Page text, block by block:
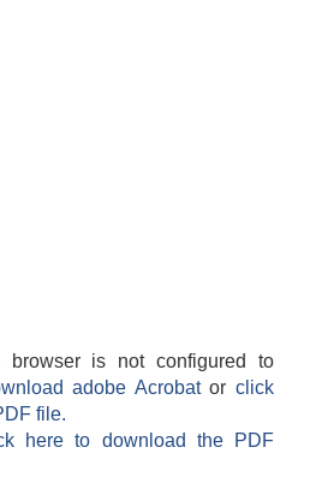
browser is not configured to
adobe Acrobatorclick
file.
here to download the PDF